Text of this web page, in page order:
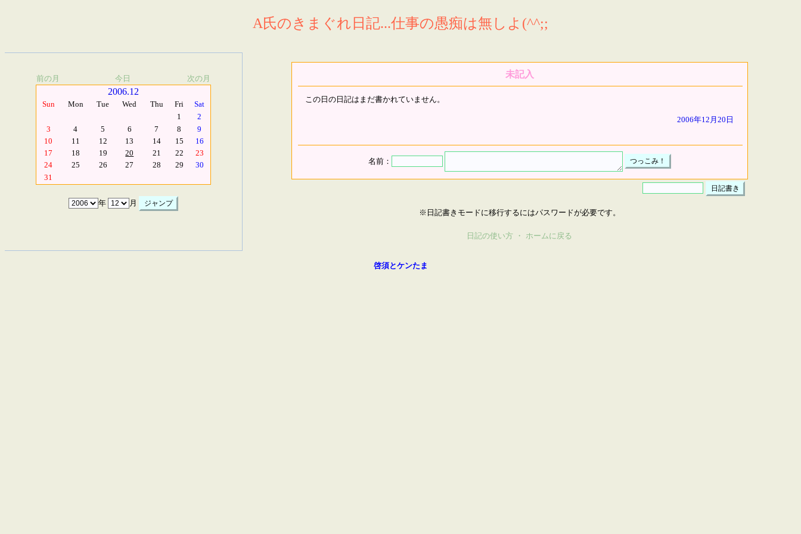
A氏のきまぐれ日記...仕事の愚痴は無しよ(^^;;
前の月 今日 次の月
2006.12
Sun Mon Tue Wed Thu Fri
Sat
1
2
3
4 5 6 7 8
9
10
11 12 13 14 15
16
17
18 19 20 21 22
23
24
25 26 27 28 29
30
31
年 月
未記入
この日の日記はまだ書かれていません。
2006年12月20日
名前：
※日記書きモードに移行するにはパスワードが必要です。
日記の使い方 ・ ホームに戻る
啓須とケンたま